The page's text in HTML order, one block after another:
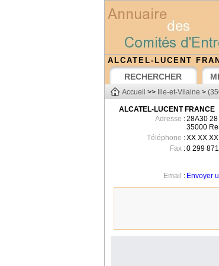
ALCATEL-LUCENT
RECHERCHER
Accueil >> Ille-et-Vilaine >
ALCATEL-LUCENT FRANCE
Adresse :28A30 28
35000
Téléphone :XX XX
Fax:0 299
Email : Envoyer